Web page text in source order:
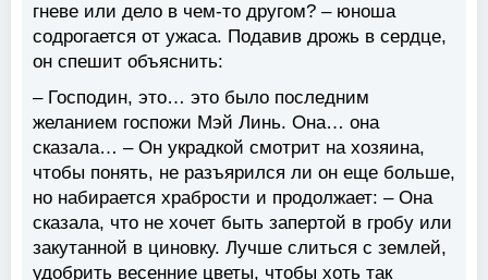
гневе или дело в чем-то другом? – юноша
содрогается от ужаса. Подавив дрожь в сердце,
он спешит объяснить:
– Господин, это… это было последним
желанием госпожи Мэй Линь. Она… она
сказала… – Он украдкой смотрит на хозяина,
чтобы понять, не разъярился ли он еще больше,
но набирается храбрости и продолжает: – Она
сказала, что не хочет быть запертой в гробу или
закутанной в циновку. Лучше слиться с землей,
удобрить весенние цветы, чтобы хоть так